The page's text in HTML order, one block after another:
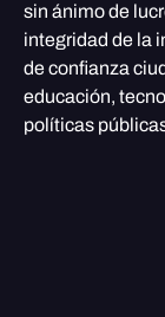
sin ánimo de
integridad de la
de confianza
educación,
políticas